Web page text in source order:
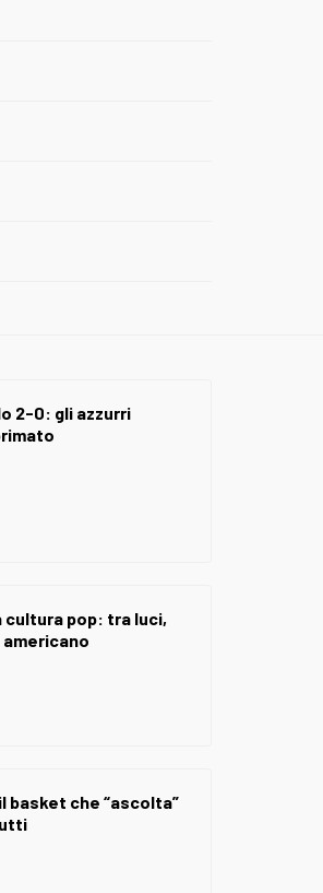
2-0: gli azzurri
cultura pop: tra luci,
basket che “ascolta”